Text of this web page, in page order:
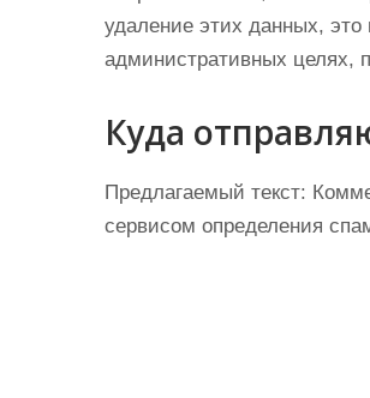
удаление этих данных,
административных целях,
Куда
Предлагаемый текст:
сервисом определения